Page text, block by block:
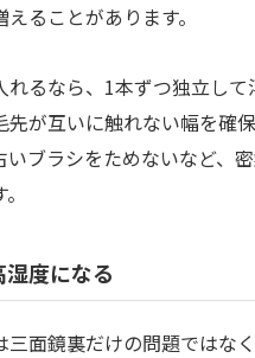
ることがあります。
れるなら、1本ずつ独立して
先が互いに触れない幅を確
いブラシをためないなど、
度になる
三面鏡裏だけの問題ではな